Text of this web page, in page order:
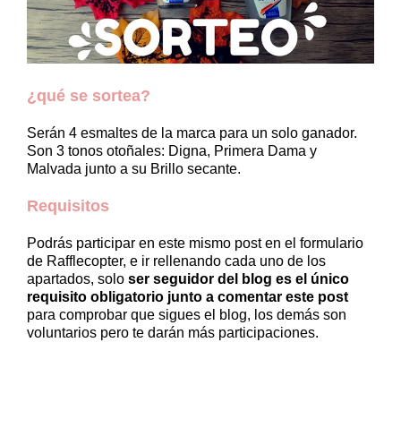
¿qué se sortea?
Serán 4 esmaltes de la marca para un solo ganador.
Son 3 tonos otoñales: Digna, Primera Dama y
Malvada junto a su Brillo secante.
Requisitos
Podrás participar en este mismo post en el formulario
de Rafflecopter, e ir rellenando cada uno de los
apartados, solo ser seguidor del blog es el único
requisito obligatorio junto a comentar este post
para comprobar que sigues el blog, los demás son
voluntarios pero te darán más participaciones.